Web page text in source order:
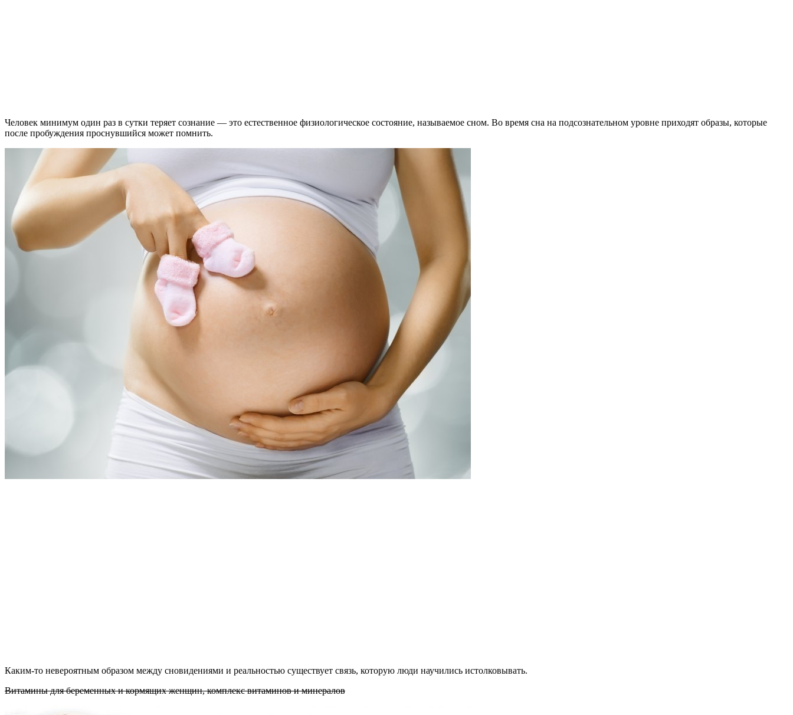
Человек минимум один раз в сутки теряет сознание — это естественное физиологическое состояние, называемое сном. Во время сна на подсознательном уровне приходят образы, которые
после пробуждения проснувшийся может помнить.
Каким-то невероятным образом между сновидениями и реальностью существует связь, которую люди научились истолковывать.
Витамины для беременных и кормящих женщин, комплекс витаминов и минералов